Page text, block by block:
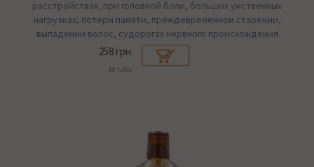
расстройствах, при головной боли, больших умственных
нагрузках, потери памяти, преждевременном старении,
выпадении волос, судорогах нервного происхождения
258 грн.
80 табл.